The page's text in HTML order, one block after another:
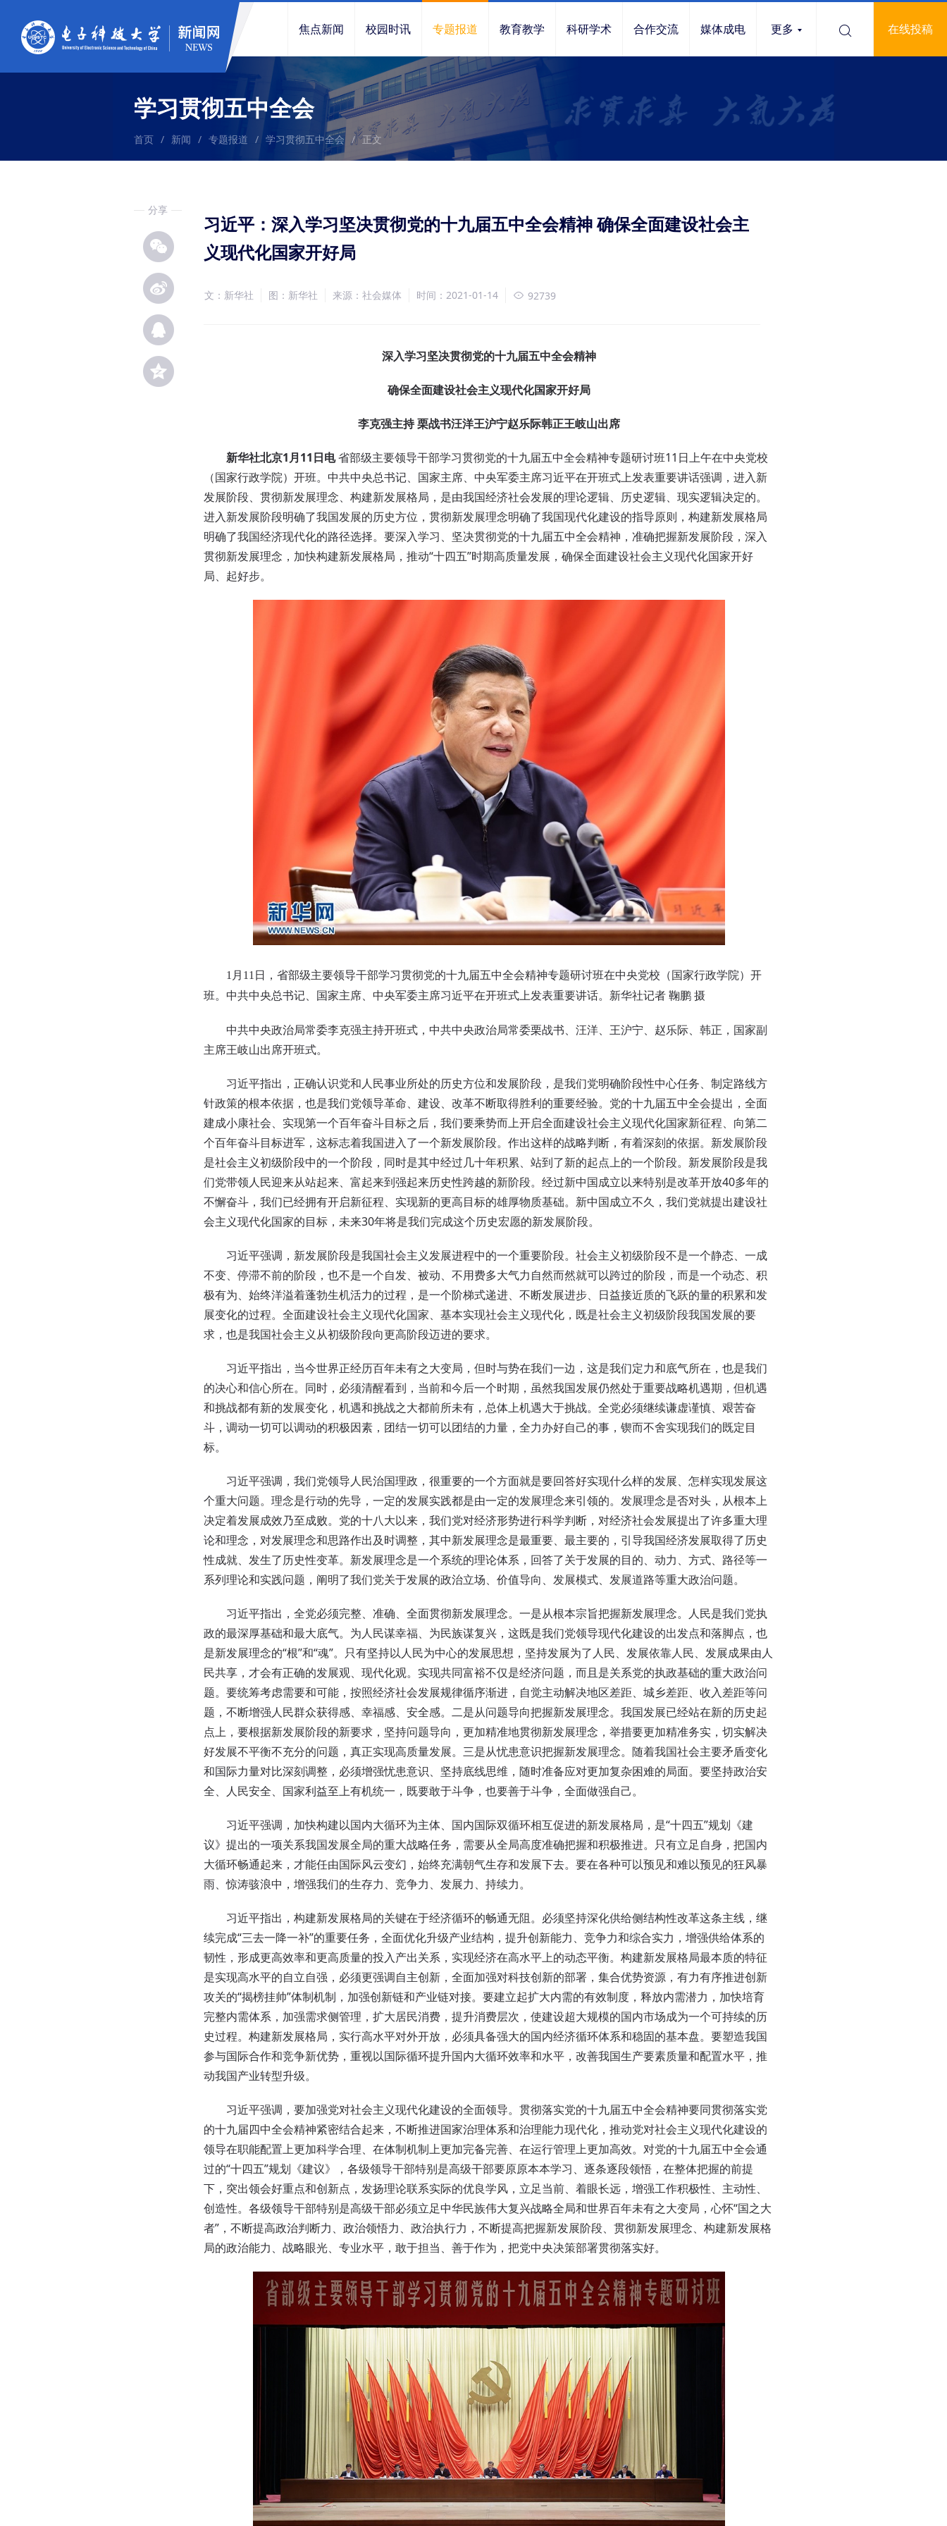
焦点新闻 校园时讯 专题报道 教育教学 科研学术 合作交流 媒体成电 更多 在线投稿
学习贯彻五中全会
首页 / 新闻 / 专题报道 / 学习贯彻五中全会 / 正文
分享
习近平：深入学习坚决贯彻党的十九届五中全会精神 确保全面建设社会主
义现代化国家开好局
文：新华社 图：新华社 来源：社会媒体 时间：2021-01-14 92739
深入学习坚决贯彻党的十九届五中全会精神
确保全面建设社会主义现代化国家开好局
李克强主持 栗战书汪洋王沪宁赵乐际韩正王岐山出席
新华社北京1月11日电省部级主要领导干部学习贯彻党的十九届五中全会精神专题研讨班11日上午在中央党校
（国家行政学院）开班。中共中央总书记、国家主席、中央军委主席习近平在开班式上发表重要讲话强调，进入新
发展阶段、贯彻新发展理念、构建新发展格局，是由我国经济社会发展的理论逻辑、历史逻辑、现实逻辑决定的。
进入新发展阶段明确了我国发展的历史方位，贯彻新发展理念明确了我国现代化建设的指导原则，构建新发展格局
明确了我国经济现代化的路径选择。要深入学习、坚决贯彻党的十九届五中全会精神，准确把握新发展阶段，深入
贯彻新发展理念，加快构建新发展格局，推动“十四五”时期高质量发展，确保全面建设社会主义现代化国家开好
局、起好步。
1月11日，省部级主要领导干部学习贯彻党的十九届五中全会精神专题研讨班在中央党校（国家行政学院）开
班。中共中央总书记、国家主席、中央军委主席习近平在开班式上发表重要讲话。新华社记者 鞠鹏 摄
中共中央政治局常委李克强主持开班式，中共中央政治局常委栗战书、汪洋、王沪宁、赵乐际、韩正，国家副
主席王岐山出席开班式。
习近平指出，正确认识党和人民事业所处的历史方位和发展阶段，是我们党明确阶段性中心任务、制定路线方
针政策的根本依据，也是我们党领导革命、建设、改革不断取得胜利的重要经验。党的十九届五中全会提出，全面
建成小康社会、实现第一个百年奋斗目标之后，我们要乘势而上开启全面建设社会主义现代化国家新征程、向第二
个百年奋斗目标进军，这标志着我国进入了一个新发展阶段。作出这样的战略判断，有着深刻的依据。新发展阶段
是社会主义初级阶段中的一个阶段，同时是其中经过几十年积累、站到了新的起点上的一个阶段。新发展阶段是我
们党带领人民迎来从站起来、富起来到强起来历史性跨越的新阶段。经过新中国成立以来特别是改革开放40多年的
不懈奋斗，我们已经拥有开启新征程、实现新的更高目标的雄厚物质基础。新中国成立不久，我们党就提出建设社
会主义现代化国家的目标，未来30年将是我们完成这个历史宏愿的新发展阶段。
习近平强调，新发展阶段是我国社会主义发展进程中的一个重要阶段。社会主义初级阶段不是一个静态、一成
不变、停滞不前的阶段，也不是一个自发、被动、不用费多大气力自然而然就可以跨过的阶段，而是一个动态、积
极有为、始终洋溢着蓬勃生机活力的过程，是一个阶梯式递进、不断发展进步、日益接近质的飞跃的量的积累和发
展变化的过程。全面建设社会主义现代化国家、基本实现社会主义现代化，既是社会主义初级阶段我国发展的要
求，也是我国社会主义从初级阶段向更高阶段迈进的要求。
习近平指出，当今世界正经历百年未有之大变局，但时与势在我们一边，这是我们定力和底气所在，也是我们
的决心和信心所在。同时，必须清醒看到，当前和今后一个时期，虽然我国发展仍然处于重要战略机遇期，但机遇
和挑战都有新的发展变化，机遇和挑战之大都前所未有，总体上机遇大于挑战。全党必须继续谦虚谨慎、艰苦奋
斗，调动一切可以调动的积极因素，团结一切可以团结的力量，全力办好自己的事，锲而不舍实现我们的既定目
标。
习近平强调，我们党领导人民治国理政，很重要的一个方面就是要回答好实现什么样的发展、怎样实现发展这
个重大问题。理念是行动的先导，一定的发展实践都是由一定的发展理念来引领的。发展理念是否对头，从根本上
决定着发展成效乃至成败。党的十八大以来，我们党对经济形势进行科学判断，对经济社会发展提出了许多重大理
论和理念，对发展理念和思路作出及时调整，其中新发展理念是最重要、最主要的，引导我国经济发展取得了历史
性成就、发生了历史性变革。新发展理念是一个系统的理论体系，回答了关于发展的目的、动力、方式、路径等一
系列理论和实践问题，阐明了我们党关于发展的政治立场、价值导向、发展模式、发展道路等重大政治问题。
习近平指出，全党必须完整、准确、全面贯彻新发展理念。一是从根本宗旨把握新发展理念。人民是我们党执
政的最深厚基础和最大底气。为人民谋幸福、为民族谋复兴，这既是我们党领导现代化建设的出发点和落脚点，也
是新发展理念的“根”和“魂”。只有坚持以人民为中心的发展思想，坚持发展为了人民、发展依靠人民、发展成果由人
民共享，才会有正确的发展观、现代化观。实现共同富裕不仅是经济问题，而且是关系党的执政基础的重大政治问
题。要统筹考虑需要和可能，按照经济社会发展规律循序渐进，自觉主动解决地区差距、城乡差距、收入差距等问
题，不断增强人民群众获得感、幸福感、安全感。二是从问题导向把握新发展理念。我国发展已经站在新的历史起
点上，要根据新发展阶段的新要求，坚持问题导向，更加精准地贯彻新发展理念，举措要更加精准务实，切实解决
好发展不平衡不充分的问题，真正实现高质量发展。三是从忧患意识把握新发展理念。随着我国社会主要矛盾变化
和国际力量对比深刻调整，必须增强忧患意识、坚持底线思维，随时准备应对更加复杂困难的局面。要坚持政治安
全、人民安全、国家利益至上有机统一，既要敢于斗争，也要善于斗争，全面做强自己。
习近平强调，加快构建以国内大循环为主体、国内国际双循环相互促进的新发展格局，是“十四五”规划《建
议》提出的一项关系我国发展全局的重大战略任务，需要从全局高度准确把握和积极推进。只有立足自身，把国内
大循环畅通起来，才能任由国际风云变幻，始终充满朝气生存和发展下去。要在各种可以预见和难以预见的狂风暴
雨、惊涛骇浪中，增强我们的生存力、竞争力、发展力、持续力。
习近平指出，构建新发展格局的关键在于经济循环的畅通无阻。必须坚持深化供给侧结构性改革这条主线，继
续完成“三去一降一补”的重要任务，全面优化升级产业结构，提升创新能力、竞争力和综合实力，增强供给体系的
韧性，形成更高效率和更高质量的投入产出关系，实现经济在高水平上的动态平衡。构建新发展格局最本质的特征
是实现高水平的自立自强，必须更强调自主创新，全面加强对科技创新的部署，集合优势资源，有力有序推进创新
攻关的“揭榜挂帅”体制机制，加强创新链和产业链对接。要建立起扩大内需的有效制度，释放内需潜力，加快培育
完整内需体系，加强需求侧管理，扩大居民消费，提升消费层次，使建设超大规模的国内市场成为一个可持续的历
史过程。构建新发展格局，实行高水平对外开放，必须具备强大的国内经济循环体系和稳固的基本盘。要塑造我国
参与国际合作和竞争新优势，重视以国际循环提升国内大循环效率和水平，改善我国生产要素质量和配置水平，推
动我国产业转型升级。
习近平强调，要加强党对社会主义现代化建设的全面领导。贯彻落实党的十九届五中全会精神要同贯彻落实党
的十九届四中全会精神紧密结合起来，不断推进国家治理体系和治理能力现代化，推动党对社会主义现代化建设的
领导在职能配置上更加科学合理、在体制机制上更加完备完善、在运行管理上更加高效。对党的十九届五中全会通
过的“十四五”规划《建议》，各级领导干部特别是高级干部要原原本本学习、逐条逐段领悟，在整体把握的前提
下，突出领会好重点和创新点，发扬理论联系实际的优良学风，立足当前、着眼长远，增强工作积极性、主动性、
创造性。各级领导干部特别是高级干部必须立足中华民族伟大复兴战略全局和世界百年未有之大变局，心怀“国之大
者”，不断提高政治判断力、政治领悟力、政治执行力，不断提高把握新发展阶段、贯彻新发展理念、构建新发展格
局的政治能力、战略眼光、专业水平，敢于担当、善于作为，把党中央决策部署贯彻落实好。